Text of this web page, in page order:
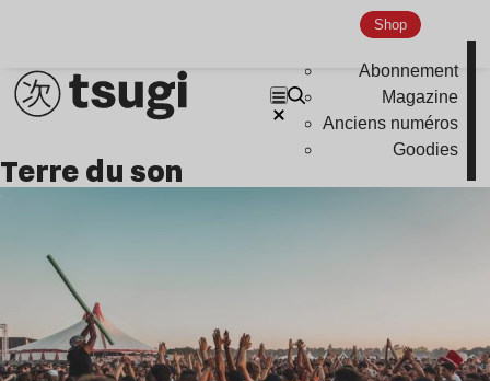
Shop
Abonnement
Magazine
Anciens numéros
Goodies
Terre du son